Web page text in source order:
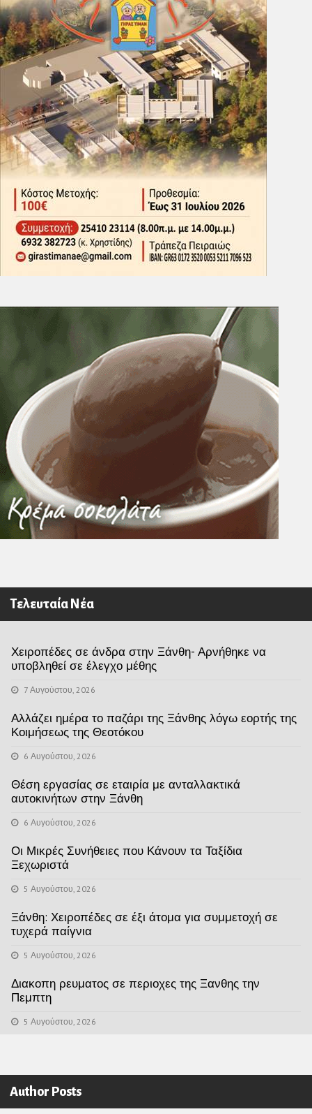
Τελευταία Νέα
Χειροπέδες σε άνδρα στην Ξάνθη- Αρνήθηκε να
υποβληθεί σε έλεγχο μέθης
7 Αυγούστου, 2026
Αλλάζει ημέρα το παζάρι της Ξάνθης λόγω εορτής της
Κοιμήσεως της Θεοτόκου
6 Αυγούστου, 2026
Θέση εργασίας σε εταιρία με ανταλλακτικά
αυτοκινήτων στην Ξάνθη
6 Αυγούστου, 2026
Οι Μικρές Συνήθειες που Κάνουν τα Ταξίδια
Ξεχωριστά
5 Αυγούστου, 2026
Ξάνθη: Χειροπέδες σε έξι άτομα για συμμετοχή σε
τυχερά παίγνια
5 Αυγούστου, 2026
Διακοπη ρευματος σε περιοχες της Ξανθης την
Πεμπτη
5 Αυγούστου, 2026
Author Posts